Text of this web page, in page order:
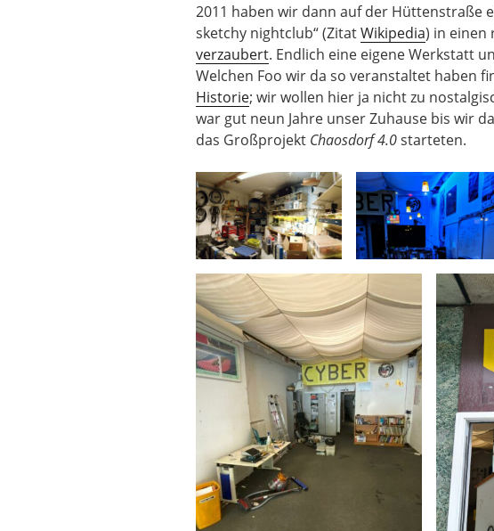
2011 haben wir dann auf der Hüttenstraße
sketchy nightclub“ (ZitatWikipedia) in einen
verzaubert. Endlich eine eigene Werkstatt
Welchen Foo wir da so veranstaltet haben
Historie; wir wollen hier ja nicht zu
war gut neun Jahre unser Zuhause bis wir
das Großprojekt Chaosdorf 4.0starteten.